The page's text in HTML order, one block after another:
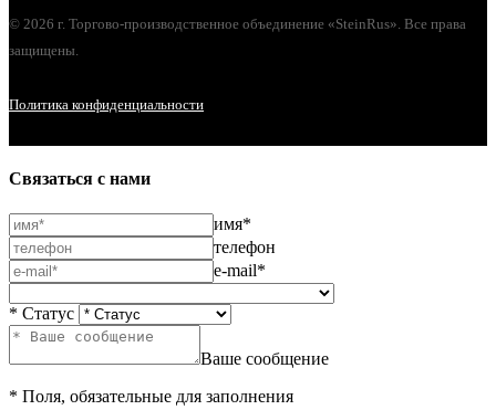
© 2026 г. Торгово-производственное объединение «SteinRus». Все права
защищены.
Политика конфиденциальности
Связаться с нами
имя*
телефон
e-mail*
* Статус
Ваше сообщение
* Поля, обязательные для заполнения